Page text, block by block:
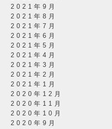
2021年9月
2021年8月
2021年7月
2021年6月
2021年5月
2021年4月
2021年3月
2021年2月
2021年1月
2020年12月
2020年11月
2020年10月
2020年9月